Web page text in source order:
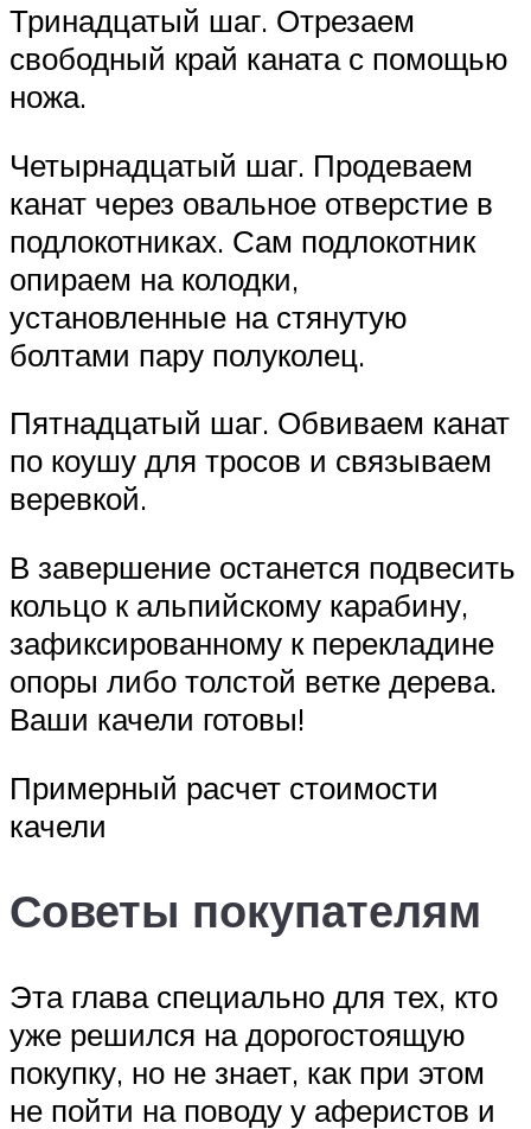
Тринадцатый шаг. Отрезаем
свободный край каната с помощью
ножа.
Четырнадцатый шаг. Продеваем
канат через овальное отверстие в
подлокотниках. Сам подлокотник
опираем на колодки,
установленные на стянутую
болтами пару полуколец.
Пятнадцатый шаг. Обвиваем канат
по коушу для тросов и связываем
веревкой.
В завершение останется подвесить
кольцо к альпийскому карабину,
зафиксированному к перекладине
опоры либо толстой ветке дерева.
Ваши качели готовы!
Примерный расчет стоимости
качели
Советы покупателям
Эта глава специально для тех, кто
уже решился на дорогостоящую
покупку, но не знает, как при этом
не пойти на поводу у аферистов и